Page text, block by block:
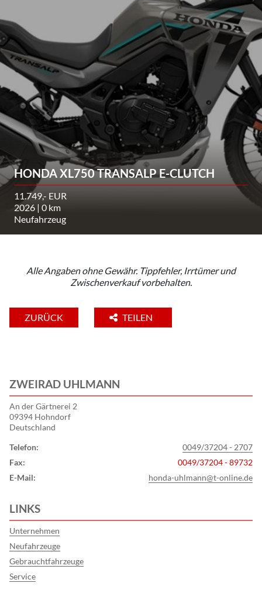
HONDA XL750 TRANSALP E-CLUTCH
11.749,- EUR
2026 | 0 km
Neufahrzeug
Alle Angaben ohne Gewähr. Tippfehler, Irrtümer und
Zwischenverkauf vorbehalten.
ZURÜCK TEILEN
ZWEIRAD UHLMANN
An der Gärtnerei 2
09394 Hohndorf
Deutschland
Telefon:
0049/37204 - 2707
Fax:
0049/37204 - 89732
E-Mail:
honda-uhlmann@t-online.de
LINKS
Unternehmen
Neufahrzeuge
Gebrauchtfahrzeuge
Service